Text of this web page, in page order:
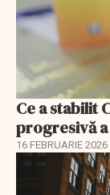
Ce a stabilit
progresivă
16 FEBRUARIE 2026